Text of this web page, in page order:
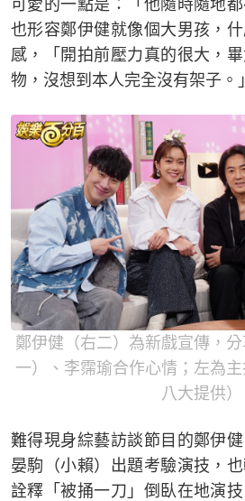
可愛的一點是：「他隨時隨地
也形容鄭伊健就像個大男孩，
感，「開拍前壓力真的很大，
物，沒想到本人完全沒有架子。」
鄭伊健（右二）為新戲宣傳，
一）、李霈瑜合作心情；左為
八大提供）
難得現身綜藝訪談節目的鄭伊
晏駒（小賴）出題考驗演技，
詮釋「被捅一刀」倒臥在地演